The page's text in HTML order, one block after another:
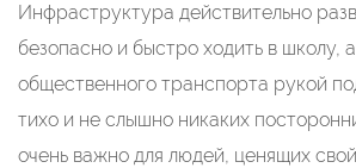
Инфраструктура действительно
безопасно и быстро ходить в школу,
общественного транспорта рукой
тихо и не слышно никаких
очень важно для людей, ценящих